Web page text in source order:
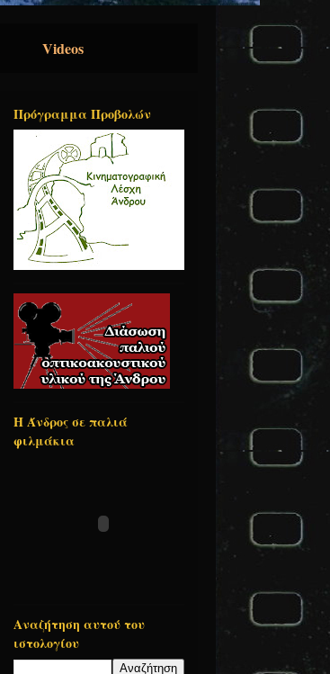
Videos
Πρόγραμμα Προβολών
Η Άνδρος σε παλιά
φιλμάκια
Αναζήτηση αυτού του
ιστολογίου